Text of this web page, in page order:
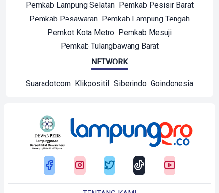
Pemkab Lampung Selatan Pemkab Pesisir Barat
Pemkab Pesawaran Pemkab Lampung Tengah
Pemkot Kota Metro Pemkab Mesuji
Pemkab Tulangbawang Barat
NETWORK
Suaradotcom Klikpositif Siberindo Goindonesia